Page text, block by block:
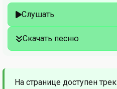
Слушать
Скачать песню
На странице доступен трек